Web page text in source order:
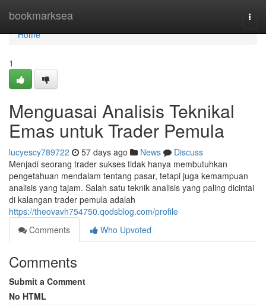
bookmarksea
Home
Home
1
Menguasai Analisis Teknikal
Emas untuk Trader Pemula
lucyescy789722 57 days ago News
Discuss
Menjadi seorang trader sukses tidak hanya membutuhkan
pengetahuan mendalam tentang pasar, tetapi juga kemampuan
analisis yang tajam. Salah satu teknik analisis yang paling dicintai
di kalangan trader pemula adalah
https://theovavh754750.qodsblog.com/profile
Comments
Who Upvoted
Comments
Submit a Comment
No HTML